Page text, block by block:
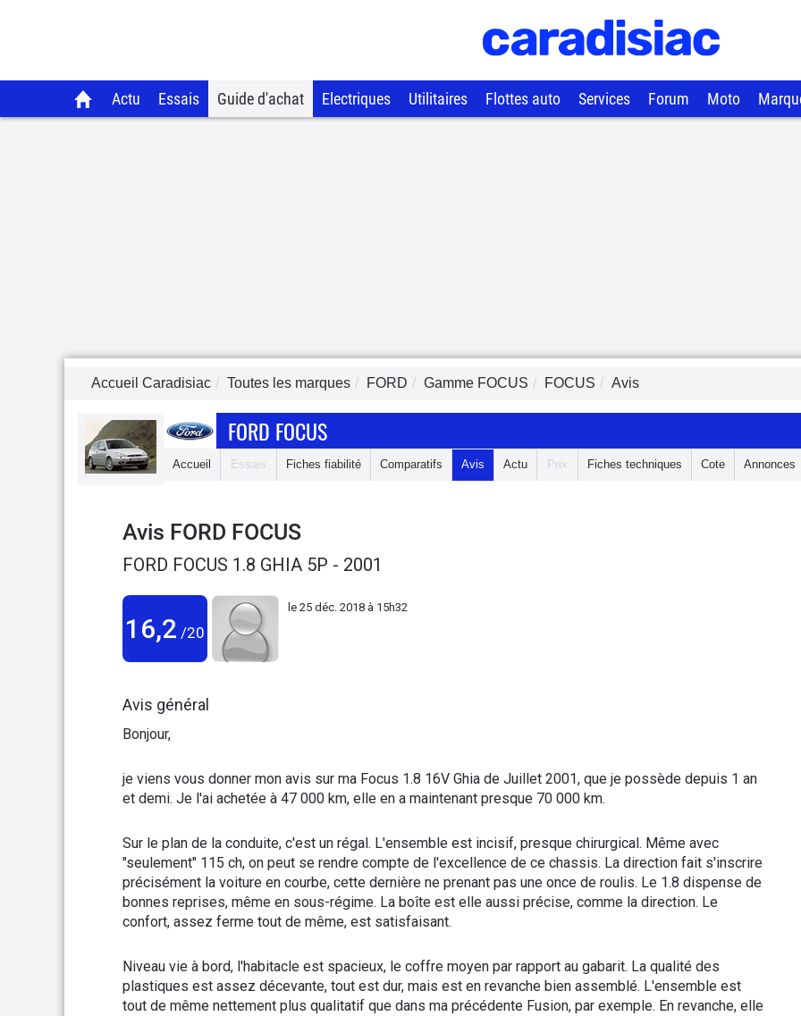
Actu Essais Guide d'achat Electriques Utilitaires Flottes auto Services Forum Moto
Accueil Caradisiac Toutes les marques FORD Gamme FOCUS FOCUS Avis
FORD FOCUS
Accueil Essais Fiches fiabilité Comparatifs Avis Actu Prix Fiches techniques Cote Annonces
Avis FORD FOCUS
FORD FOCUS 1.8 GHIA 5P - 2001
16,2 /20
le 25 déc. 2018 à 15h32
Avis général
Bonjour,
je viens vous donner mon avis sur ma Focus 1.8 16V Ghia de Juillet 2001, que je possède depuis 1 an
et demi. Je l'ai achetée à 47 000 km, elle en a maintenant presque 70 000 km.
Sur le plan de la conduite, c'est un régal. L'ensemble est incisif, presque chirurgical. Même avec
"seulement" 115 ch, on peut se rendre compte de l'excellence de ce chassis. La direction fait s'inscrire
précisément la voiture en courbe, cette dernière ne prenant pas une once de roulis. Le 1.8 dispense de
bonnes reprises, même en sous-régime. La boîte est elle aussi précise, comme la direction. Le
confort, assez ferme tout de même, est satisfaisant.
Niveau vie à bord, l'habitacle est spacieux, le coffre moyen par rapport au gabarit. La qualité des
plastiques est assez décevante, tout est dur, mais est en revanche bien assemblé. L'ensemble est
tout de même nettement plus qualitatif que dans ma précédente Fusion, par exemple. En revanche, elle